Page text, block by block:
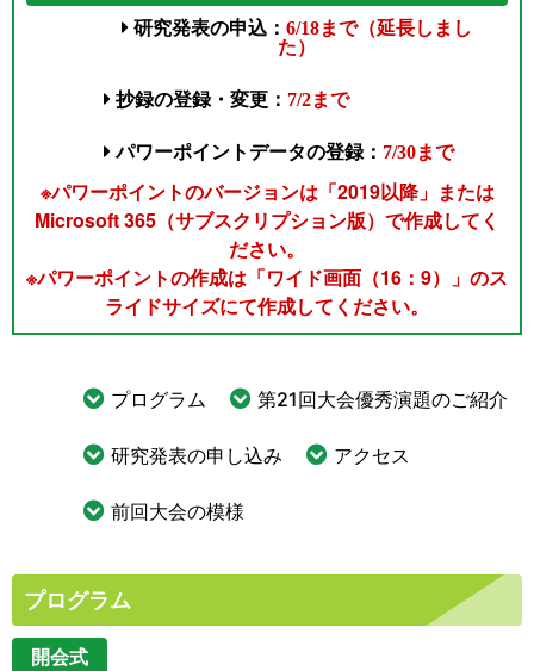
研究発表の申込： 6/18まで（延長しまし
た）
抄録の登録・変更： 7/2まで
パワーポイントデータの登録： 7/30まで
※パワーポイントのバージョンは「2019以降」または
Microsoft 365（サブスクリプション版）で作成してく
ださい。
※パワーポイントの作成は「ワイド画面（16：9）」のス
ライドサイズにて作成してください。
プログラム 第21回大会優秀演題のご紹介
研究発表の申し込み アクセス
前回大会の模様
プログラム
開会式